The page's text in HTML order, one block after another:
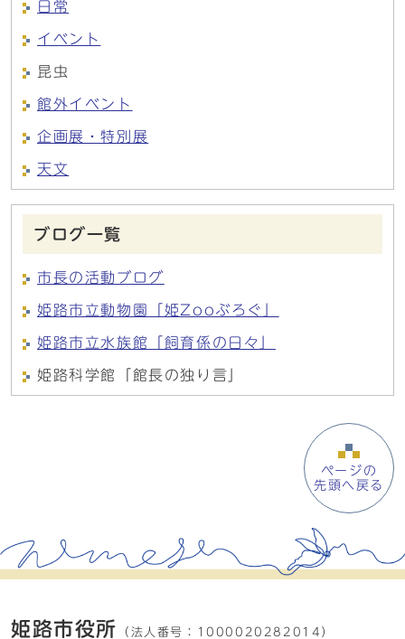
日常
イベント
昆虫
館外イベント
企画展・特別展
天文
ブログ一覧
市長の活動ブログ
姫路市立動物園「姫Zooぶろぐ」
姫路市立水族館「飼育係の日々」
姫路科学館「館長の独り言」
ページの
先頭へ戻る
姫路市役所 （法人番号： 1000020282014）